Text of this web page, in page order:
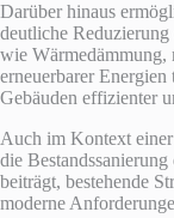
Darüber hinaus
deutliche
wie Wärmedämmung,
erneuerbarer
Gebäuden effizienter
Auch im Kontext
die
beiträgt, bestehende
moderne